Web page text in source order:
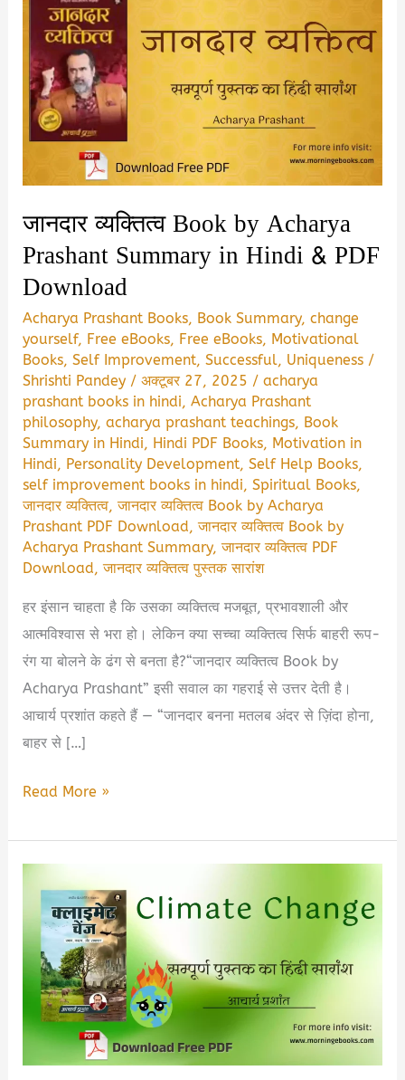
जानदार व्यक्तित्व Book by Acharya
Prashant Summary in Hindi & PDF
Download
Acharya Prashant Books, Book Summary,change
yourself, Free eBooks, Free eBooks, Motivational
Books,Self Improvement,Successful, Uniqueness /
Shrishti Pandey /अक्टूबर 27, 2025 /acharya
prashant books in hindi,Acharya Prashant
philosophy,acharya prashant teachings, Book
Summary in Hindi, Hindi PDF Books, Motivation in
Hindi, Personality Development,Self Help Books,
self improvement books in hindi,Spiritual Books,
जानदार व्यक्तित्व,जानदार व्यक्तित्व Book by Acharya
Prashant PDF Download,जानदार व्यक्तित्व Book by
Acharya Prashant Summary,जानदार व्यक्तित्व PDF
Download,जानदार व्यक्तित्व पुस्तक सारांश
हर इंसान चाहता है कि उसका व्यक्तित्व मजबूत, प्रभावशाली और
आत्मविश्वास से भरा हो। लेकिन क्या सच्चा व्यक्तित्व सिर्फ बाहरी रूप-
रंग या बोलने के ढंग से बनता है?“जानदार व्यक्तित्व Book by
Acharya Prashant” इसी सवाल का गहराई से उत्तर देती है।
आचार्य प्रशांत कहते हैं — “जानदार बनना मतलब अंदर से ज़िंदा होना,
बाहर से […]
जानदार
Book
by
Acharya
Prashant
Summary
in
Hindi
&
PDF
Read More »